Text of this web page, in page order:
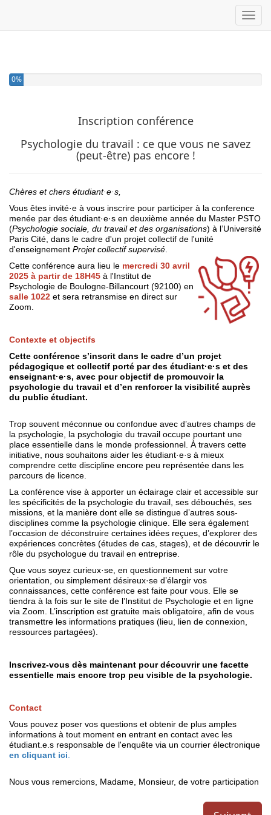
0%
Inscription conférence
Psychologie du travail : ce que vous ne savez
(peut-être) pas encore !
Chères et chers étudiant·e·s,
Vous êtes invité·e à vous inscrire pour participer à la conference
menée par des étudiant·e·s en deuxième année du Master PSTO
(Psychologie sociale, du travail et des organisations) à l’Université
Paris Cité, dans le cadre d'un projet collectif de l'unité
d'enseignement Projet collectif supervisé
Cette conférence aura lieu le mercredi 30 avril
2025 à partir de 18H45 à l'Institut de
Psychologie de Boulogne-Billancourt (92100) en
salle 1022 et sera retransmise en direct sur
Zoom.
Contexte et objectifs
Cette conférence s’inscrit dans le cadre d’un projet
pédagogique et collectif porté par des étudiant·e·s et des
enseignant·e·s, avec pour objectif de promouvoir la
psychologie du travail et d’en renforcer la visibilité auprès
du public étudiant.
Trop souvent méconnue ou confondue avec d’autres champs de
la psychologie, la psychologie du travail occupe pourtant une
place essentielle dans le monde professionnel. À travers cette
initiative, nous souhaitons aider les étudiant·e·s à mieux
comprendre cette discipline encore peu représentée dans les
parcours de licence.
La conférence vise à apporter un éclairage clair et accessible sur
les spécificités de la psychologie du travail, ses débouchés, ses
missions, et la manière dont elle se distingue d’autres sous-
disciplines comme la psychologie clinique. Elle sera également
l’occasion de déconstruire certaines idées reçues, d’explorer des
expériences concrètes (études de cas, stages), et de découvrir le
rôle du psychologue du travail en entreprise.
Que vous soyez curieux·se, en questionnement sur votre
orientation, ou simplement désireux·se d’élargir vos
connaissances, cette conférence est faite pour vous. Elle se
tiendra à la fois sur le site de l’Institut de Psychologie et en ligne
via Zoom. L’inscription est gratuite mais obligatoire, afin de vous
transmettre les informations pratiques (lieu, lien de connexion,
ressources partagées).
Inscrivez-vous dès maintenant pour découvrir une facette
essentielle mais encore trop peu visible de la psychologie.
Contact
Vous pouvez poser vos questions et obtenir de plus amples
informations à tout moment en entrant en contact avec les
étudiant.e.s responsable de l'enquête via un courrier électronique
en cliquant ici
Nous vous remercions, Madame, Monsieur, de votre participation